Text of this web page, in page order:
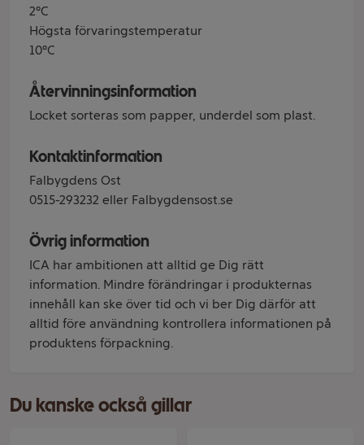
2°C
Högsta förvaringstemperatur
10°C
Återvinningsinformation
Locket sorteras som papper, underdel som plast.
Kontaktinformation
Falbygdens Ost
0515-293232 eller Falbygdensost.se
Övrig information
ICA har ambitionen att alltid ge Dig rätt
information. Mindre förändringar i produkternas
innehåll kan ske över tid och vi ber Dig därför att
alltid före användning kontrollera informationen på
produktens förpackning.
Du kanske också gillar